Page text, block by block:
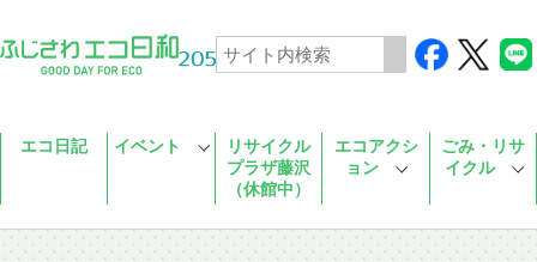
エコ日記 イベント
リサイクル
プラザ藤沢
（休館中）
エコアクシ
ョン
ごみ・リサ
イクル